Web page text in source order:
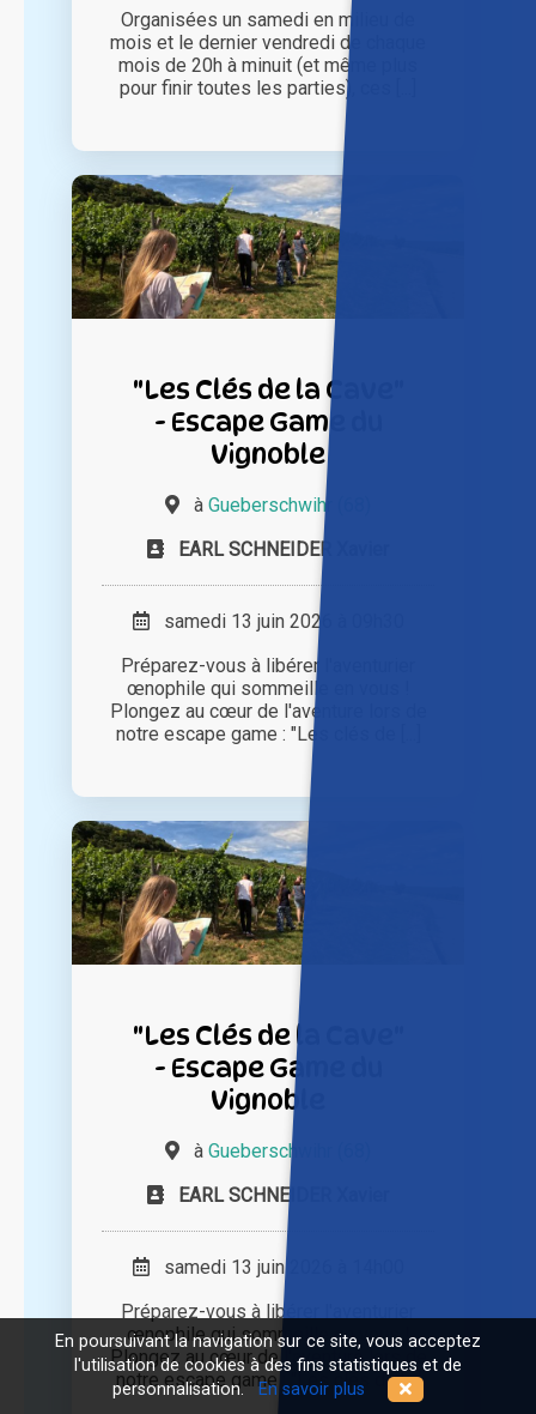
Organisées un samedi en milieu de
mois et le dernier vendredi de chaque
mois de 20h à minuit (et même plus
pour finir toutes les parties), ces [...]
"Les Clés de la Cave"
- Escape Game du
Vignoble
à Gueberschwihr (68)
EARL SCHNEIDER Xavier
samedi 13 juin 2026 à 09h30
Préparez-vous à libérer l'aventurier
œnophile qui sommeille en vous !
Plongez au cœur de l'aventure lors de
notre escape game : "Les clés de [...]
"Les Clés de la Cave"
- Escape Game du
Vignoble
à Gueberschwihr (68)
EARL SCHNEIDER Xavier
samedi 13 juin 2026 à 14h00
Préparez-vous à libérer l'aventurier
œnophile qui sommeille en vous !
Plongez au cœur de l'aventure lors de
notre escape game : "Les clés de [...]
En poursuivant la navigation sur ce site, vous acceptez
l'utilisation de cookies à des fins statistiques et de
personnalisation. En savoir plus